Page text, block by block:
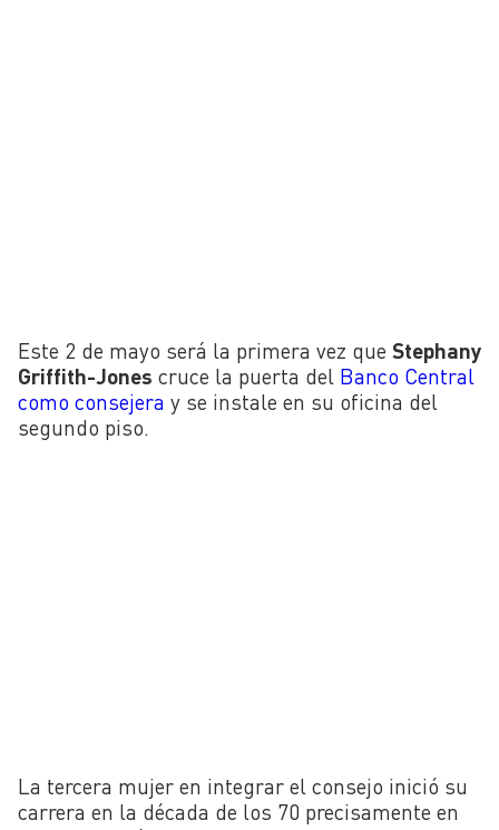
Este 2 de mayo será la primera vez que Stephany
Griffith-Jones cruce la puerta del Banco Central
como consejera y se instale en su oficina del
segundo piso.
La tercera mujer en integrar el consejo inició su
carrera en la década de los 70 precisamente en